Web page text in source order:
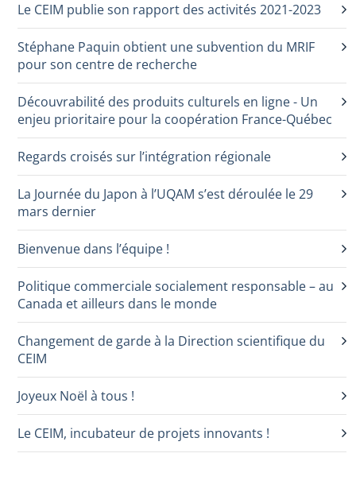
Le CEIM publie son rapport des activités 2021-2023
Stéphane Paquin obtient une subvention du MRIF
pour son centre de recherche
Découvrabilité des produits culturels en ligne - Un
enjeu prioritaire pour la coopération France-Québec
Regards croisés sur l’intégration régionale
La Journée du Japon à l’UQAM s’est déroulée le 29
mars dernier
Bienvenue dans l’équipe !
Politique commerciale socialement responsable – au
Canada et ailleurs dans le monde
Changement de garde à la Direction scientifique du
CEIM
Joyeux Noël à tous !
Le CEIM, incubateur de projets innovants !